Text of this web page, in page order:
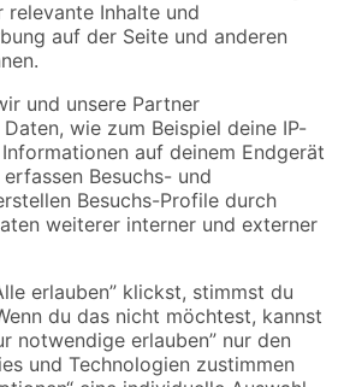
Versandarten